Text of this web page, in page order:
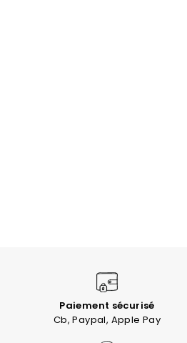
Paiement sécurisé
Cb, Paypal, Apple Pay